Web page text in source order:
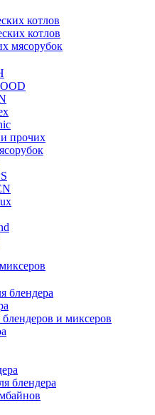
котлов
котлов
мясорубок
прочих
блендера
и миксеров
блендера